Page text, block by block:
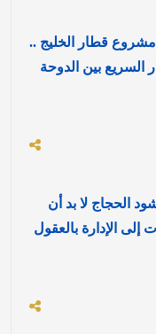
قطار الخليج ..
السريع بين الدوحة
الحجاج لا بد أن
إلى الإدارة بالعقول